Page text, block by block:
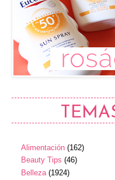
Alimentación (162)
Beauty Tips (46)
Belleza (1924)